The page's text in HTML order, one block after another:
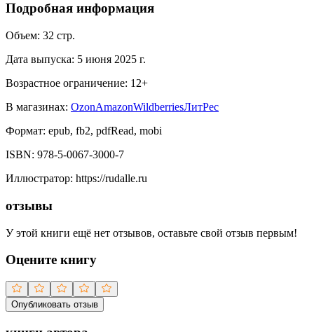
Подробная информация
Объем: 32 стр.
Дата выпуска: 5 июня 2025 г.
Возрастное ограничение: 12+
В магазинах: OzonAmazonWildberriesЛитРес
Формат: epub, fb2, pdfRead, mobi
ISBN: 978-5-0067-3000-7
Иллюстратор: https://rudalle.ru
отзывы
У этой книги ещё нет отзывов, оставьте свой отзыв первым!
Оцените книгу
Опубликовать отзыв